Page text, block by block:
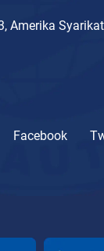
Amerika Syarikat
Facebook